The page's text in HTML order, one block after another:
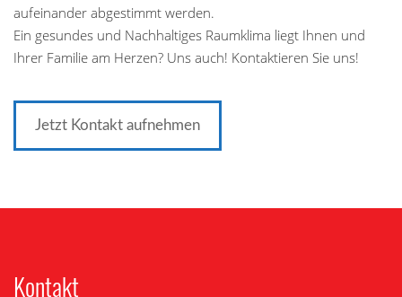
aufeinander abgestimmt werden.
Ein gesundes und Nachhaltiges Raumklima liegt Ihnen und
Ihrer Familie am Herzen? Uns auch! Kontaktieren Sie uns!
Jetzt Kontakt aufnehmen
Kontakt